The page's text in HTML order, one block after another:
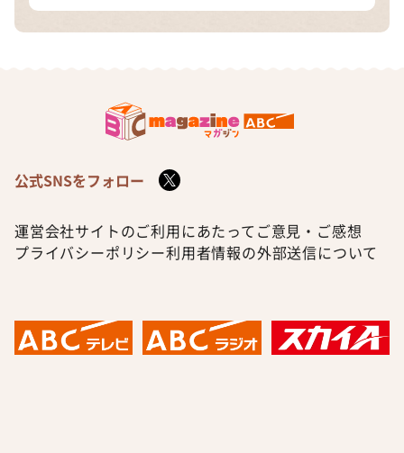
公式SNSをフォロー
運営会社サイトのご利用にあたって ご意見・ご感想
プライバシーポリシー利用者情報の外部送信について